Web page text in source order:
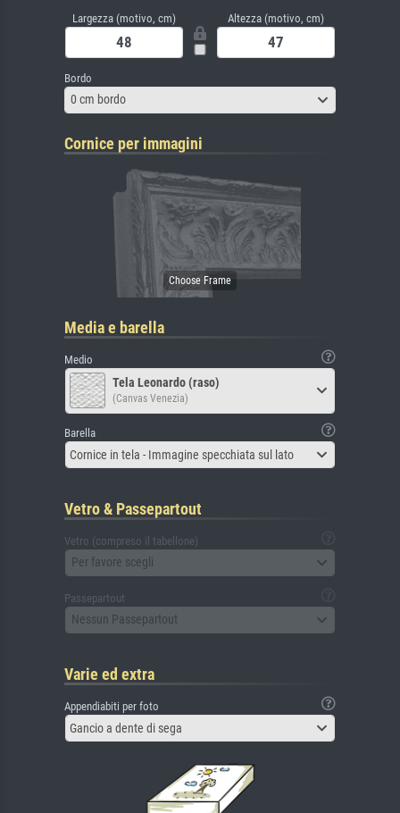
Largezza (motivo, cm) Altezza (motivo, cm)
Bordo
0 cm bordo
Cornice per immagini
Media e barella
Medio
Tela Leonardo (raso)
(Canvas Venezia)
Barella
Cornice in tela - Immagine specchiata sul lato
Vetro & Passepartout
Vetro (compreso il tabellone)
Per favore scegli
Passepartout
Nessun Passepartout
Varie ed extra
Appendiabiti per foto
Gancio a dente di sega